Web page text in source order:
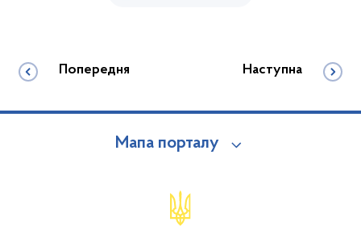
Попередня Наступна
Мапа порталу